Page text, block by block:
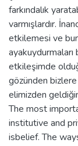
farkındalık
varmışlardır.
etkilemesi ve
etkileşimde
gözünden bizlere
elimizden
The most
institutive and
isbelief. The